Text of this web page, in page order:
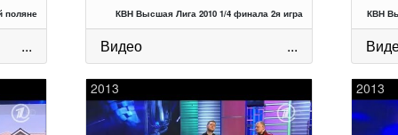
поляне
...
КВН Высшая Лига 2010 1/4 финала 2я игра
Видео ...
КВН
2013 2013